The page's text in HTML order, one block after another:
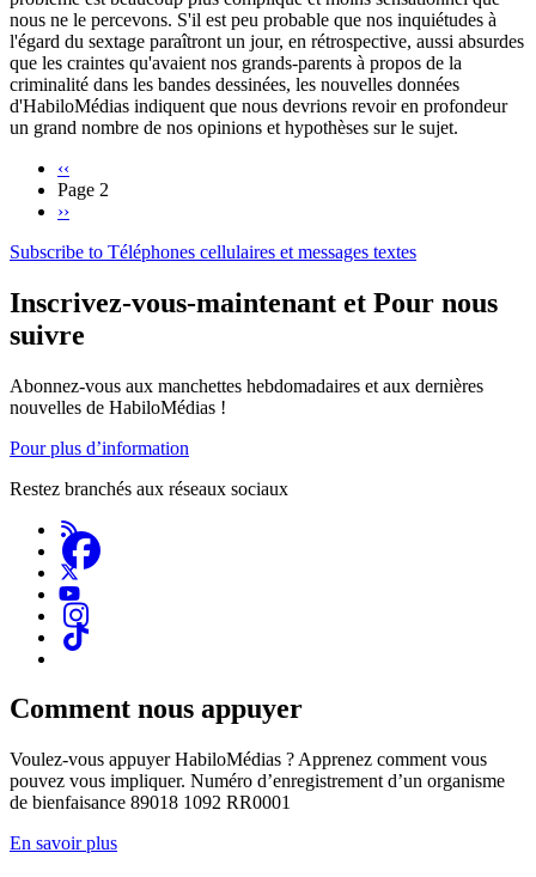
nous ne le percevons. S'il est peu probable que nos inquiétudes à
l'égard du sextage paraîtront un jour, en rétrospective, aussi absurdes
que les craintes qu'avaient nos grands-parents à propos de la
criminalité dans les bandes dessinées, les nouvelles données
d'HabiloMédias indiquent que nous devrions revoir en profondeur
un grand nombre de nos opinions et hypothèses sur le sujet.
Pagination
Previous
page
‹‹
Page 2
Next
››
Subscribe to Téléphones cellulaires et messages textes
Inscrivez-vous-maintenant et Pour nous
suivre
Abonnez-vous aux manchettes hebdomadaires et aux dernières
nouvelles de HabiloMédias !
Pour plus d’information
Restez branchés aux réseaux sociaux
Comment nous appuyer
Voulez-vous appuyer HabiloMédias ? Apprenez comment vous
pouvez vous impliquer. Numéro d’enregistrement d’un organisme
de bienfaisance 89018 1092 RR0001
En savoir plus